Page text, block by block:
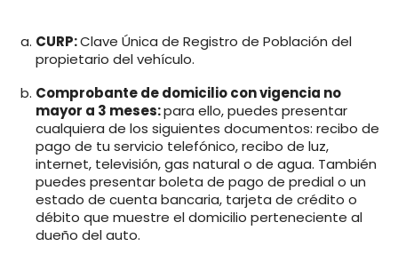
CURP:Clave Única de Registro de Población del
propietario del vehículo.
Comprobante de domicilio con vigencia no
mayor a 3 meses:para ello, puedes presentar
cualquiera de los siguientes documentos: recibo de
pago de tu servicio telefónico, recibo de luz,
internet, televisión, gas natural o de agua. También
puedes presentar boleta de pago de predial o un
estado de cuenta bancaria, tarjeta de crédito o
débito que muestre el domicilio perteneciente al
dueño del auto.